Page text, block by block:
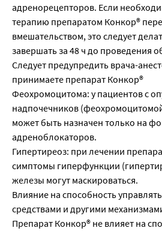
адренорецепторов. Если
терапию препаратом Конкор®
вмешательством, это следует
завершать за 48 ч до проведения
Следует предупредить врача-
принимаете препарат Конкор®
Феохромоцитома: у пациентов с
надпочечников
может быть назначен только на
адреноблокаторов.
Гипертиреоз: при лечении
симптомы гиперфункции
железы могут маскироваться.
Влияние на способность
средствами и другими
Препарат Конкор® не влияет на